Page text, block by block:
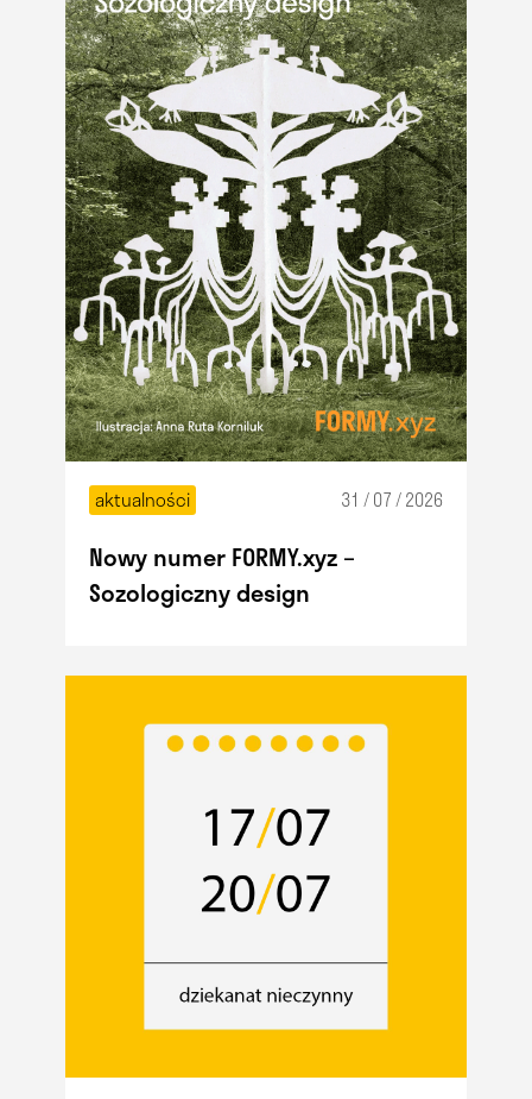
aktualności 31 / 07 / 2026
Nowy numer FORMY.xyz –
Sozologiczny design